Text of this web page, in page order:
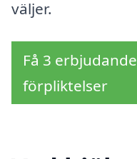
väljer.
Få 3
förpliktelser